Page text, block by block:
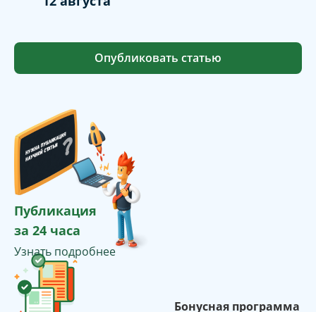
Опубликовать статью
Публикация
за 24 часа
Узнать подробнее
Бонусная программа